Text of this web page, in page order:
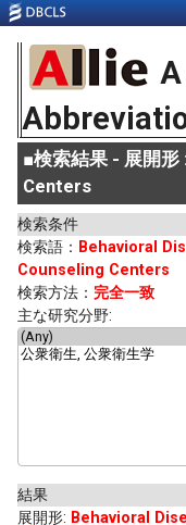
■検索結果 - 展開
Centers
検索条件
検索語： Behavioral
Counseling Centers
検索方法： 完全一致
主な研究分野:
結果
展開形: Behavioral